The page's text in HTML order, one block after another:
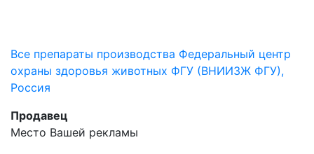
Все препараты производства Федеральный центр
охраны здоровья животных ФГУ (ВНИИЗЖ ФГУ),
Россия
Продавец
Место Вашей рекламы